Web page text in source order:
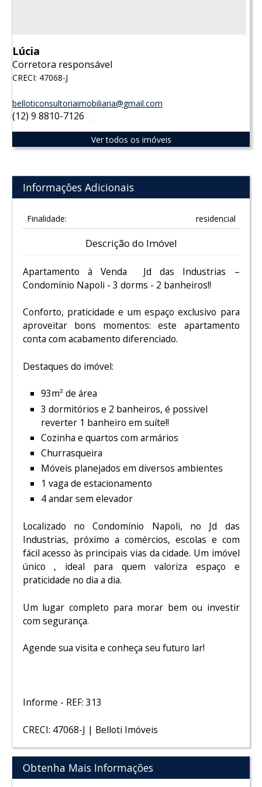
Lúcia
Corretora responsável
CRECI: 47068-J
belloticonsultoriaimobiliaria@gmail.com
(12) 9 8810-7126
Ver todos os imóveis
Informações Adicionais
Finalidade: residencial
Descrição do Imóvel
Apartamento à Venda Jd das Industrias –
Condomínio Napoli - 3 dorms - 2 banheiros!!
Conforto, praticidade e um espaço exclusivo para
aproveitar bons momentos: este apartamento
conta com acabamento diferenciado.
Destaques do imóvel:
93m² de área
3 dormitórios e 2 banheiros, é possivel
reverter 1 banheiro em suíte!!
Cozinha e quartos com armários
Churrasqueira
Móveis planejados em diversos ambientes
1 vaga de estacionamento
4 andar sem elevador
Localizado no Condomínio Napoli, no Jd das
Industrias, próximo a comércios, escolas e com
fácil acesso às principais vias da cidade. Um imóvel
único , ideal para quem valoriza espaço e
praticidade no dia a dia.
Um lugar completo para morar bem ou investir
com segurança.
Agende sua visita e conheça seu futuro lar!
Informe - REF: 313
CRECI: 47068-J | Belloti Imóveis
Obtenha Mais Informações